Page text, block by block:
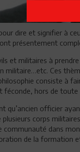
dire et signifier à
présentement
et militaires à
militaire…etc. Ces
consiste à
féconde, hors de toute
qu’ancien officier
corps
communauté dans
de la formation